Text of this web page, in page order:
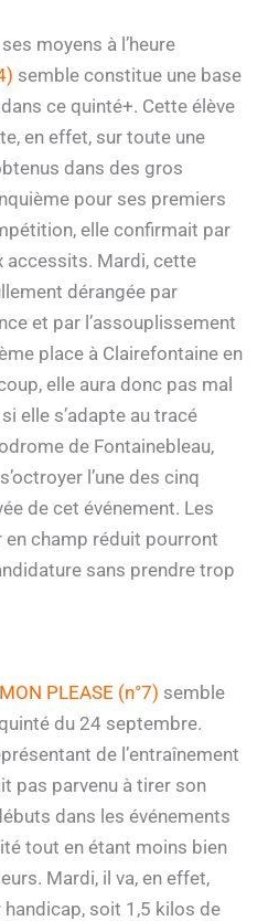
moyens à l’heure
semble constitue une base
ce quinté+. Cette élève
en effet, sur toute une
dans des gros
pour ses premiers
elle confirmait par
accessits. Mardi, cette
dérangée par
et par l’assouplissement
place à Clairefontaine en
elle aura donc pas mal
elle s’adapte au tracé
de Fontainebleau,
l’une des cinq
de cet événement. Les
champ réduit pourront
sans prendre trop
PLEASE (n°7) semble
du 24 septembre.
de l’entraînement
pas parvenu à tirer son
dans les événements
tout en étant moins bien
Mardi, il va, en effet,
handicap, soit 1,5 kilos de